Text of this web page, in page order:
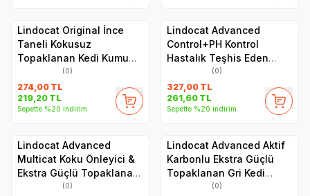
Lindocat Original İnce
Taneli Kokusuz
Topaklanan Kedi Kumu
(0)
274,00 TL
219,20 TL
Sepette %20 indirim
Lindocat Advanced
Control+PH Kontrol
Hastalık Teşhis Eden
Topaklanan Kedi Kumu 6L
(0)
327,00 TL
261,60 TL
Sepette %20 indirim
Lindocat Advanced
Multicat Koku Önleyici &
Ekstra Güçlü Topaklanan
Kedi Kumu 12L
(0)
Lindocat Advanced Aktif
Karbonlu Ekstra Güçlü
Topaklanan Gri Kedi
Kumu 10 KG
(0)